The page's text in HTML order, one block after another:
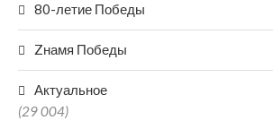
80-летие Победы
Zнамя Победы
Актуальное
(29 004)